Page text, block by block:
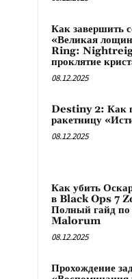
Как завершить
«Великая
Ring:
проклятие
08.12.2025
Destiny 2: Как
ракетницу
08.12.2025
Как убить
в Black Ops 7
Полный гайд
Malorum
08.12.2025
Прохождение